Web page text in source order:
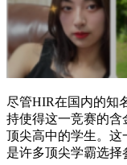
尽管HIR在国内的知
持使得这一竞赛的含
顶尖高中的学生。这
是许多顶尖学霸选择